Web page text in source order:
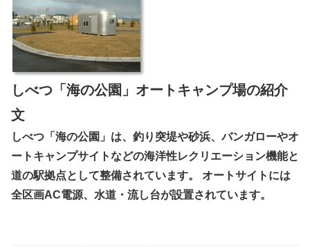
しべつ「海の公園」オートキャンプ場の紹介
文
しべつ「海の公園」は、釣り突堤や砂浜、バンガローやオ
ートキャンプサイトなどの海洋性レクリエーション機能と
道の駅拠点として整備されています。 オートサイトには
全区画AC電源、水道・流し台が設置されています。